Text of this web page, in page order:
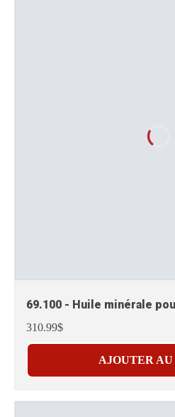
69.100 - Huile minérale
310.99$
AJOUTER